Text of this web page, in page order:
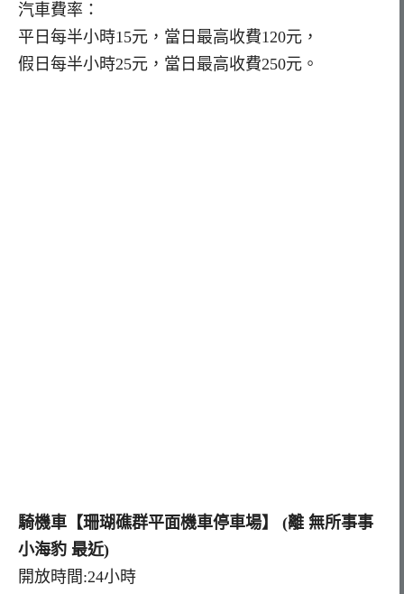
汽車費率：
平日每半小時15元，當日最高收費120元，
假日每半小時25元，當日最高收費250元。
騎機車【珊瑚礁群平面機車停車場】 (離 無所事事
小海豹 最近)
開放時間:24小時